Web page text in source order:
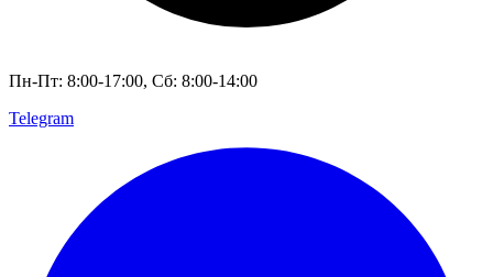
Пн-Пт: 8:00-17:00, Сб: 8:00-14:00
Telegram